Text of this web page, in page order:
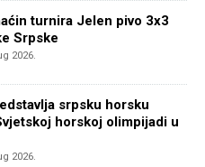
turnira Jelen pivo 3x3
Srpske
2026.
srpsku horsku
horskoj olimpijadi u
2026.